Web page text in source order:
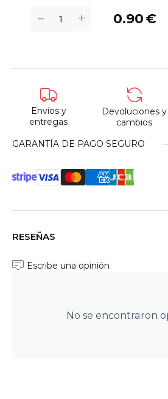
+
− 0.90€
Envíos y
entregas
Devoluciones y
cambios
GARANTÍA DE PAGO SEGURO
RESEÑAS
No se encontraron
Escribe una opinión